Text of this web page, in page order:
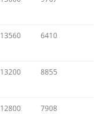
13560 6410
13200 8855
12800 7908